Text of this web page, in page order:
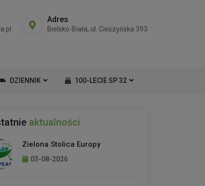
Adres
Bielsko-Biała, ul. Cieszyńska 393
DZIENNIK 100-LECIE SP 32
aktualności
Zielona Stolica Europy
03-08-2026